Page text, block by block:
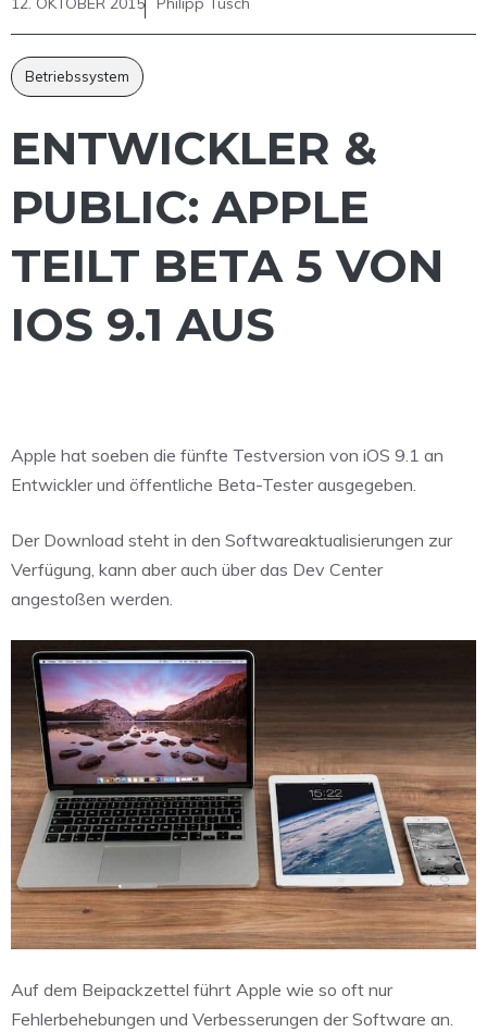
Betriebssystem
ENTWICKLER &
PUBLIC: APPLE
TEILT BETA 5 VON
IOS 9.1 AUS
Apple hat soeben die fünfte Testversion von iOS 9.1 an
Entwickler und öffentliche Beta-Tester ausgegeben.
Der Download steht in den Softwareaktualisierungen zur
Verfügung, kann aber auch über das Dev Center
angestoßen werden.
Auf dem Beipackzettel führt Apple wie so oft nur
Fehlerbehebungen und Verbesserungen der Software an.